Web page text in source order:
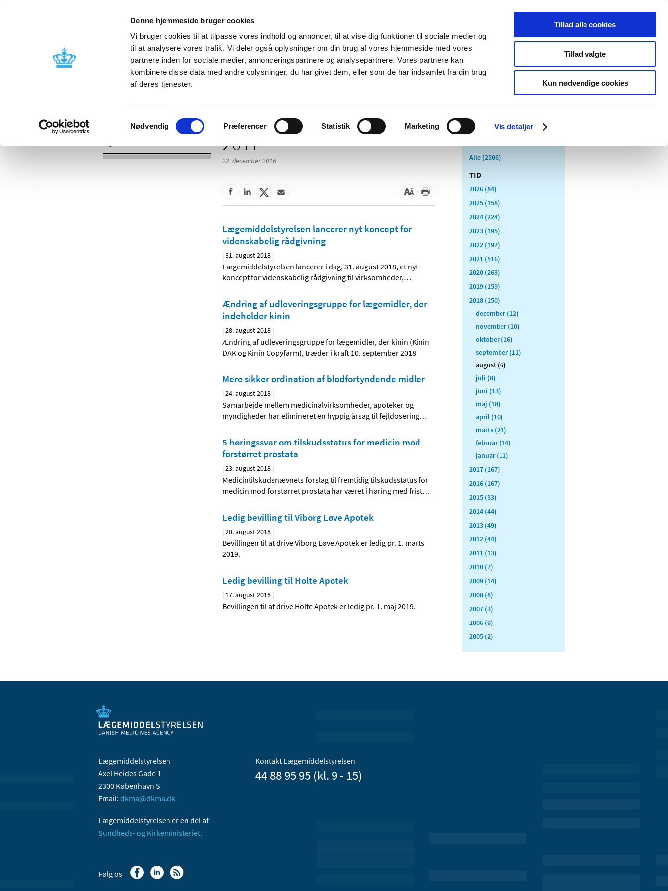
Denne hjemmeside bruger cookies
Vi bruger cookies til at tilpasse vores indhold og annoncer, til at vise dig funktioner til sociale medier og
til at analysere vores trafik. Vi deler også oplysninger om din brug af vores hjemmeside med vores
partnere inden for sociale medier, annonceringspartnere og analysepartnere. Vores partnere kan
kombinere disse data med andre oplysninger, du har givet dem, eller som de har indsamlet fra din brug
af deres tjenester.
Samtykkevalg
Nødvendig Præferencer Statistik Marketing Vis detaljer
Tillad alle cookies
Tillad valgte
Kun nødvendige cookies
Nyheder Om os Kontakt Udgivelser
Godkendelse og
Bivirkninger og
produktinformation
Tilskud og
Apoteker og salg af
Medicinsk
Særlige
produktområder
2017
22. december 2016
Lægemiddelstyrelsen lancerer nyt koncept for
videnskabelig rådgivning
|31. august 2018 |
Lægemiddelstyrelsen lancerer i dag, 31. august 2018, et nyt
koncept for videnskabelig rådgivning til virksomheder,…
Ændring af udleveringsgruppe for lægemidler, der
indeholder kinin
|28. august 2018 |
Ændring af udleveringsgruppe for lægemidler, der kinin (Kinin
DAK og Kinin Copyfarm), træder i kraft 10. september 2018.
Mere sikker ordination af blodfortyndende midler
|24. august 2018 |
Samarbejde mellem medicinalvirksomheder, apoteker og
myndigheder har elimineret en hyppig årsag til fejldosering…
5 høringssvar om tilskudsstatus for medicin mod
forstørret prostata
|23. august 2018 |
Medicintilskudsnævnets forslag til fremtidig tilskudsstatus for
medicin mod forstørret prostata har været i høring med frist…
Ledig bevilling til Viborg Løve Apotek
|20. august 2018 |
Bevillingen til at drive Viborg Løve Apotek er ledig pr. 1. marts
2019.
Ledig bevilling til Holte Apotek
| 17. august 2018 |
Bevillingen til at drive Holte Apotek er ledig pr. 1. maj 2019.
Alle (2506)
TID
2026 (84)
2025 (158)
2024 (224)
2023 (195)
2022 (197)
2021 (516)
2020 (263)
2019 (159)
2018 (150)
december (12)
november (10)
oktober (16)
september (11)
august (6)
juli (8)
juni (13)
maj (18)
april (10)
marts (21)
februar (14)
januar (11)
2017 (167)
2016 (167)
2015 (33)
2014 (44)
2013 (49)
2012 (44)
2011 (13)
2010 (7)
2009 (14)
2008 (8)
2007 (3)
2006 (9)
2005 (2)
Lægemiddelstyrelsen
Axel Heides Gade 1
2300 København S
Email: dkma@dkma.dk
Lægemiddelstyrelsen er en del af
Sundheds- og Kirkeministeriet.
Kontakt Lægemiddelstyrelsen
44 88 95 95 (kl. 9 - 15)
Følg os